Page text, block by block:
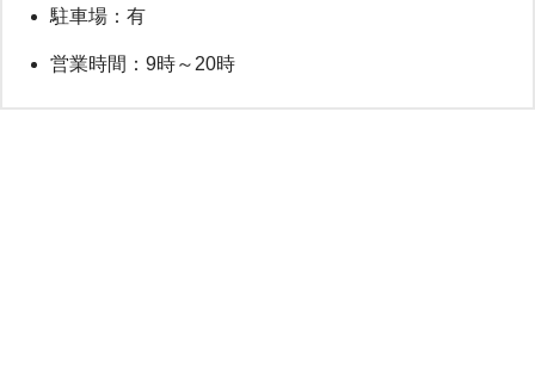
駐車場：有
営業時間：9時～20時